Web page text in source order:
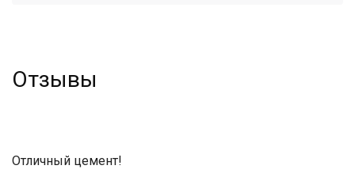
Отзывы
Отличный цемент!